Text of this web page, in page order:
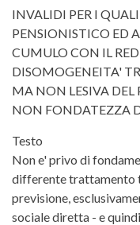
INVALIDI PER I
PENSIONISTICO ED
CUMULO CON IL
DISOMOGENEITA'
MA NON LESIVA
NON FONDATEZZA
Testo
Non e' privo di
differente trattamento
previsione,
sociale diretta - e